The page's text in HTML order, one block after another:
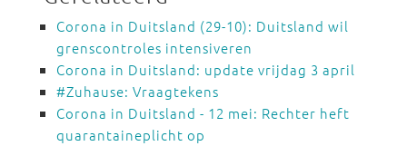
Corona in Duitsland (29-10): Duitsland wil
grenscontroles intensiveren
Corona in Duitsland: update vrijdag 3 april
#Zuhause: Vraagtekens
Corona in Duitsland - 12 mei: Rechter heft
quarantaineplicht op